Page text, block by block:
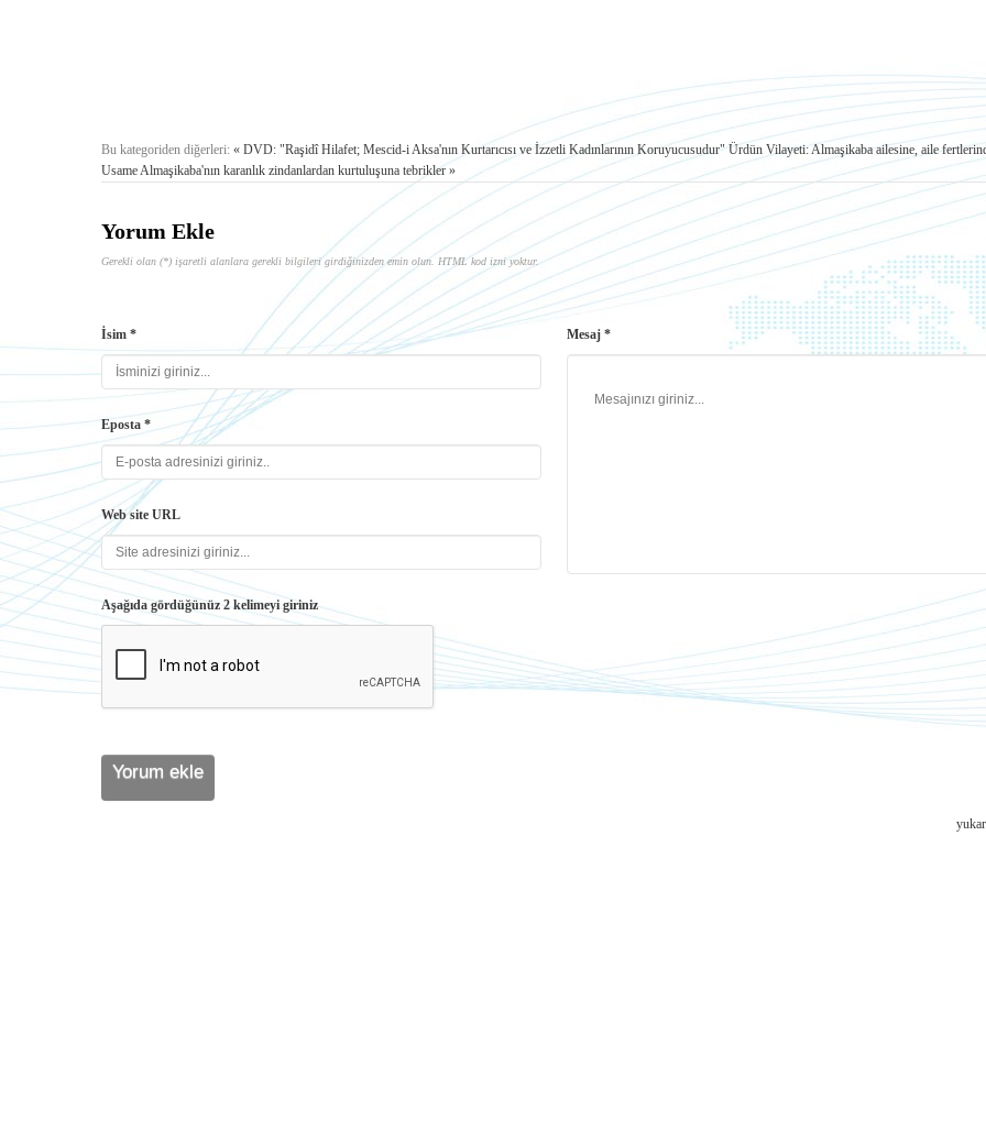
Bu kategoriden diğerleri: « DVD: "Raşidî Hilafet; Mescid-i Aksa'nın Kurtarıcısı ve İzzetli Kadınlarının Koruyucusudur" Ürdün Vilayeti: Almaşikaba ailesine, aile
Usame Almaşikaba'nın karanlık zindanlardan kurtuluşuna tebrikler »
Yorum Ekle
Gerekli olan (*) işaretli alanlara gerekli bilgileri girdiğinizden emin olun. HTML kod izni yoktur.
İsim *
Eposta *
Web site URL
Aşağıda gördüğünüz 2 kelimeyi giriniz
Mesaj *